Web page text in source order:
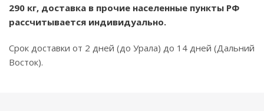
290 кг, доставка в прочие населенные пункты РФ
рассчитывается индивидуально.
Срок доставки от 2 дней (до Урала) до 14 дней (Дальний
Восток).